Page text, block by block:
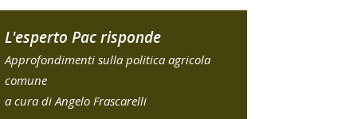
L'esperto Pac risponde
Approfondimenti sulla politica agricola
comune
a cura di Angelo Frascarelli